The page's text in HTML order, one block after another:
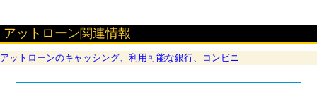
アットローン関連情報
アットローンのキャッシング、利用可能な銀行、コンビニ